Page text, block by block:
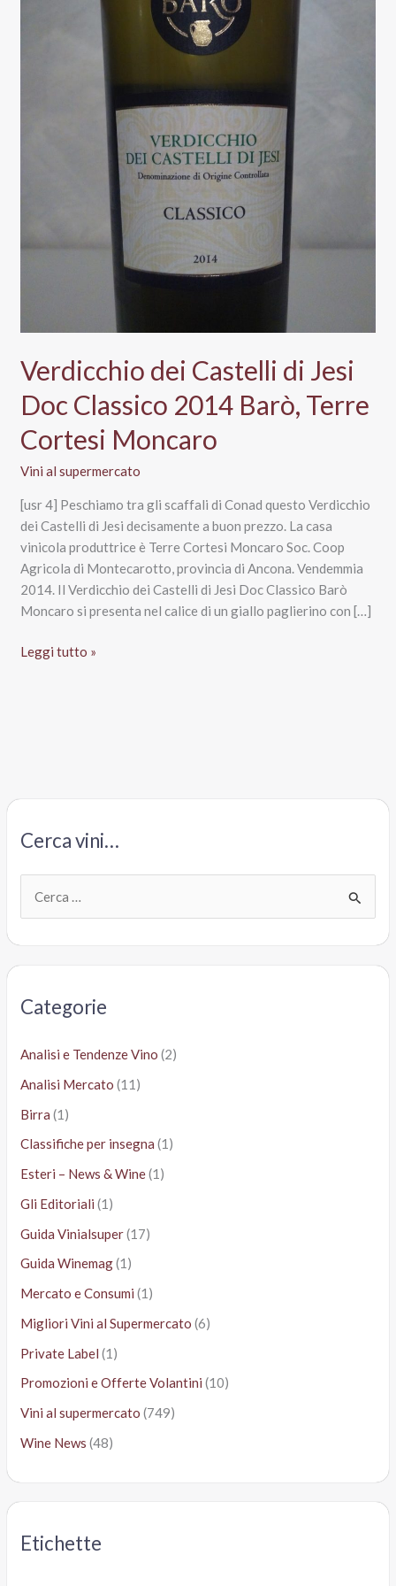
Verdicchio dei Castelli di Jesi
Doc Classico 2014 Barò, Terre
Cortesi Moncaro
Vini al supermercato
[usr 4] Peschiamo tra gli scaffali di Conad questo Verdicchio
dei Castelli di Jesi decisamente a buon prezzo. La casa
vinicola produttrice è Terre Cortesi Moncaro Soc. Coop
Agricola di Montecarotto, provincia di Ancona. Vendemmia
2014. Il Verdicchio dei Castelli di Jesi Doc Classico Barò
Moncaro si presenta nel calice di un giallo paglierino con […]
Verdicchio
Terre
Leggi tutto »
Cerca vini…
Categorie
Analisi e Tendenze Vino (2)
Analisi Mercato (11)
Birra (1)
Classifiche per insegna (1)
Esteri – News & Wine(1)
Gli Editoriali (1)
Guida Vinialsuper(17)
Guida Winemag(1)
Mercato e Consumi (1)
Migliori Vini al Supermercato (6)
Private Label (1)
Promozioni e Offerte Volantini (10)
Vini al supermercato (749)
Wine News (48)
Etichette